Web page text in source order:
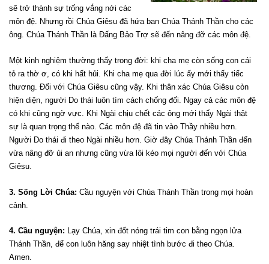
sẽ trở thành sự trống vắng nới các
môn đệ. Nhưng rồi Chúa Giêsu đã hứa ban Chúa Thánh Thần cho các
ông. Chúa Thánh Thần là Đấng Bảo Trợ sẽ đến nâng đỡ các môn đệ.
Một kinh nghiệm thường thấy trong đời: khi cha mẹ còn sống con cái
tỏ ra thờ ơ, có khi hất hủi. Khi cha mẹ qua đời lúc ấy mới thấy tiếc
thương. Đối với Chúa Giêsu cũng vậy. Khi thân xác Chúa Giêsu còn
hiện diện, người Do thái luôn tìm cách chống đối. Ngay cả các môn đệ
có khi cũng ngờ vực. Khi Ngài chịu chết các ông mới thấy Ngài thật
sự là quan trọng thế nào. Các môn đệ đã tin vào Thầy nhiều hơn.
Người Do thái đi theo Ngài nhiều hơn. Giờ đây Chúa Thánh Thần đến
vừa nâng đỡ ủi an nhưng cũng vừa lôi kéo mọi người đến với Chúa
Giêsu.
3. Sống Lời Chúa: Cầu nguyện với Chúa Thánh Thần trong mọi hoàn
cảnh.
4. Cầu nguyện: Lạy Chúa, xin đốt nóng trái tim con bằng ngọn lửa
Thánh Thần, để con luôn hăng say nhiệt tình bước đi theo Chúa.
Amen.